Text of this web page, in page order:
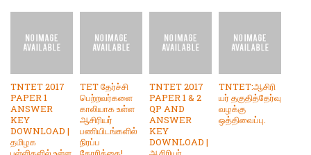
TNTET 2017
PAPER 1
ANSWER
KEY
DOWNLOAD |
தமிழக
TET தேர்ச்சி
பெற்றவர்களை
காலியாக உள்ள
ஆசிரியர்
பணியிடங்களில்
நிரப்ப
TNTET 2017
PAPER 1 & 2
QP AND
ANSWER
KEY
DOWNLOAD |
TNTET:ஆசிரி
யர் தகுதித்தேர்வு
வழக்கு
ஒத்திவைப்பு.